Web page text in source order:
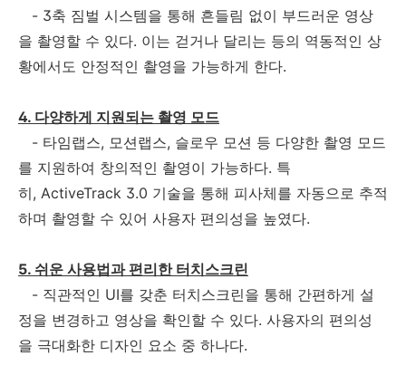
- 3축 짐벌 시스템을 통해 흔들림 없이 부드러운 영상
을 촬영할 수 있다. 이는 걷거나 달리는 등의 역동적인 상
황에서도 안정적인 촬영을 가능하게 한다.
4. 다양하게 지원되는 촬영 모드
- 타임랩스, 모션랩스, 슬로우 모션 등 다양한 촬영 모드
를 지원하여 창의적인 촬영이 가능하다. 특
히, ActiveTrack 3.0 기술을 통해 피사체를 자동으로 추적
하며 촬영할 수 있어 사용자 편의성을 높였다.
5. 쉬운 사용법과 편리한 터치스크린
- 직관적인 UI를 갖춘 터치스크린을 통해 간편하게 설
정을 변경하고 영상을 확인할 수 있다. 사용자의 편의성
을 극대화한 디자인 요소 중 하나다.